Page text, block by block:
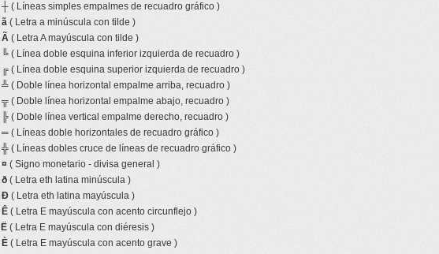
┼ ( Líneas simples empalmes de recuadro gráfico )
ã ( Letra a minúscula con tilde )
Ã ( Letra A mayúscula con tilde )
╚ ( Línea doble esquina inferior izquierda de recuadro )
╔ ( Línea doble esquina superior izquierda de recuadro )
╩ ( Doble línea horizontal empalme arriba, recuadro )
╦ ( Doble línea horizontal empalme abajo, recuadro )
╠ ( Doble línea vertical empalme derecho, recuadro )
═ ( Líneas doble horizontales de recuadro gráfico )
╬ ( Líneas dobles cruce de líneas de recuadro gráfico )
¤ ( Signo monetario - divisa general )
ð ( Letra eth latina minúscula )
Ð ( Letra eth latina mayúscula )
Ê ( Letra E mayúscula con acento circunflejo )
Ë ( Letra E mayúscula con diéresis )
È ( Letra E mayúscula con acento grave )